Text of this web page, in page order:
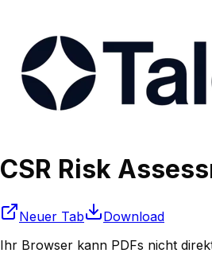
CSR Risk
Neuer Tab
Download
Ihr Browser kann PDFs nicht